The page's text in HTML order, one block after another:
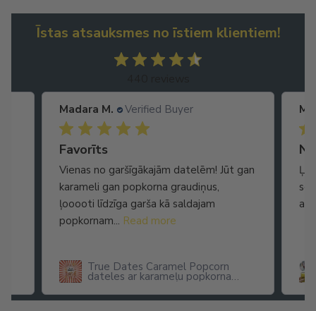
Īstas atsauksmes no īstiem klientiem!
Madara M. Verified Buyer
Favorīts
Vienas no garšīgākajām datelēm! Jūt gan
karameli gan popkorna graudiņus,
ļooooti līdzīga garša kā saldajam
popkornam... Read more
True Dates Caramel Popcorn
dateles ar karameļu popkorna
arī